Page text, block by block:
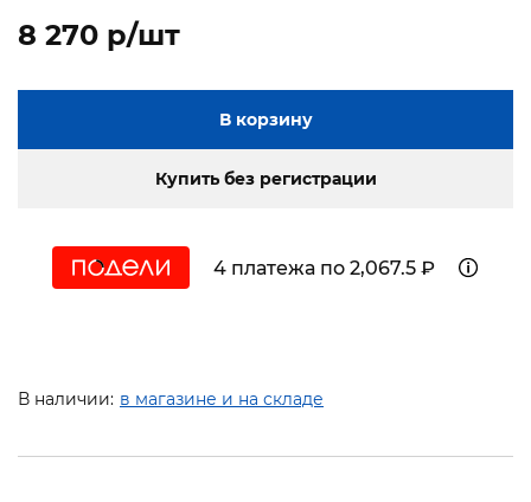
8 270 p/шт
В корзину
Купить без регистрации
4 платежа по 2,067.5 ₽
В наличии: в магазине и на складе